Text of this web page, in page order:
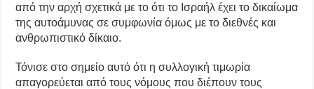
από την αρχή σχετικά με το ότι το Ισραήλ έχει το δικαίωμα
της αυτοάμυνας σε συμφωνία όμως με το διεθνές και
ανθρωπιστικό δίκαιο.
Τόνισε στο σημείο αυτό ότι η συλλογική τιμωρία
απαγορεύεται από τους νόμους που διέπουν τους